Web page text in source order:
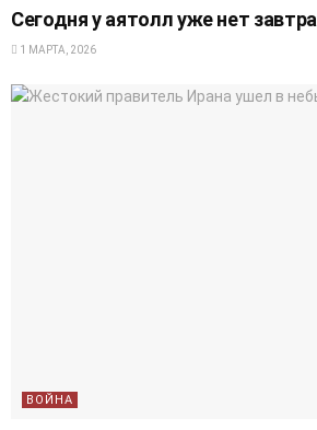
Сегодня у аятолл уже нет завтра
1 МАРТА, 2026
ВОЙНА